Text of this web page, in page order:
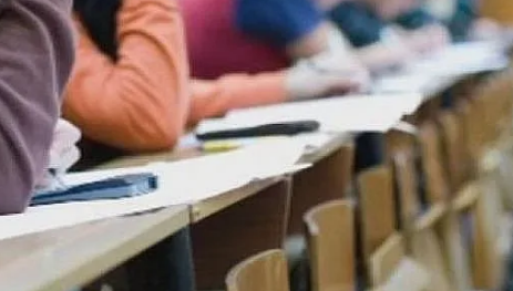
ПРАВОСЪДИЕ
КРИМИ
ВЯРА
ОБЯВИ
ВОЙНАТА В
ВРЕМЕТО